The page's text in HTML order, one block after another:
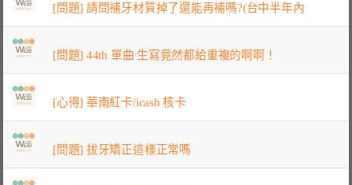
[問題] 請問補牙材質掉了還能再補嗎?(台中半年內
[問題] 44th 單曲 生寫竟然都給重複的啊啊！
[心得] 華南紅卡/icash 核卡
[問題] 拔牙矯正這樣正常嗎